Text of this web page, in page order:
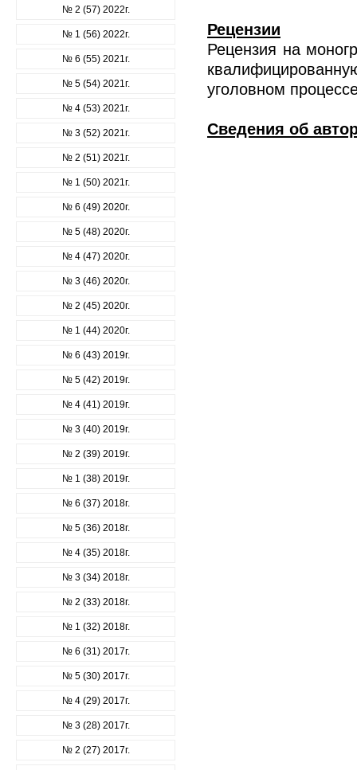
№ 2 (57) 2022г.
№ 1 (56) 2022г.
№ 6 (55) 2021г.
№ 5 (54) 2021г.
№ 4 (53) 2021г.
№ 3 (52) 2021г.
№ 2 (51) 2021г.
№ 1 (50) 2021г.
№ 6 (49) 2020г.
№ 5 (48) 2020г.
№ 4 (47) 2020г.
№ 3 (46) 2020г.
№ 2 (45) 2020г.
№ 1 (44) 2020г.
№ 6 (43) 2019г.
№ 5 (42) 2019г.
№ 4 (41) 2019г.
№ 3 (40) 2019г.
№ 2 (39) 2019г.
№ 1 (38) 2019г.
№ 6 (37) 2018г.
№ 5 (36) 2018г.
№ 4 (35) 2018г.
№ 3 (34) 2018г.
№ 2 (33) 2018г.
№ 1 (32) 2018г.
№ 6 (31) 2017г.
№ 5 (30) 2017г.
№ 4 (29) 2017г.
№ 3 (28) 2017г.
№ 2 (27) 2017г.
Рецензии
Рецензия на
уголовном
Сведения об